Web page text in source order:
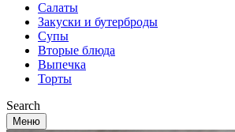
Салаты
Закуски и бутерброды
Супы
Вторые блюда
Выпечка
Торты
Search
Меню